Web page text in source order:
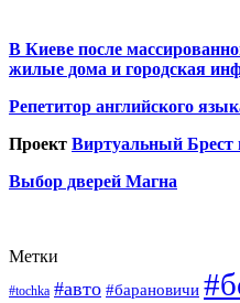
В Киеве после
жилые дома и городская
Репетитор английского
Проект Виртуальный Брест
Выбор дверей Магна
Метки
#tochka #авто #барановичи